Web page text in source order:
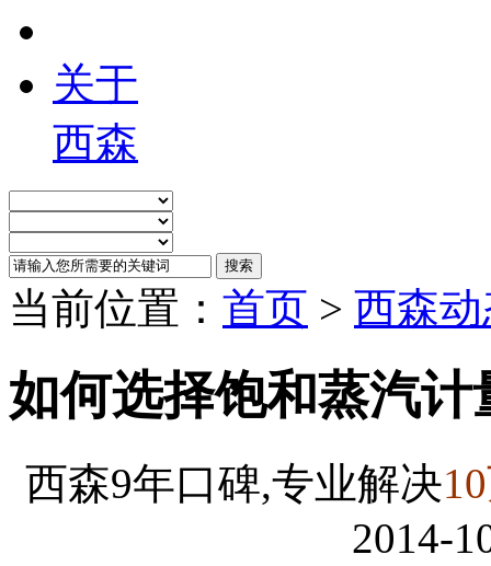
关于
西森
当前位置： 首页 > 西森
如何选择饱和蒸汽计
西森9年口碑,专业解决
2014-